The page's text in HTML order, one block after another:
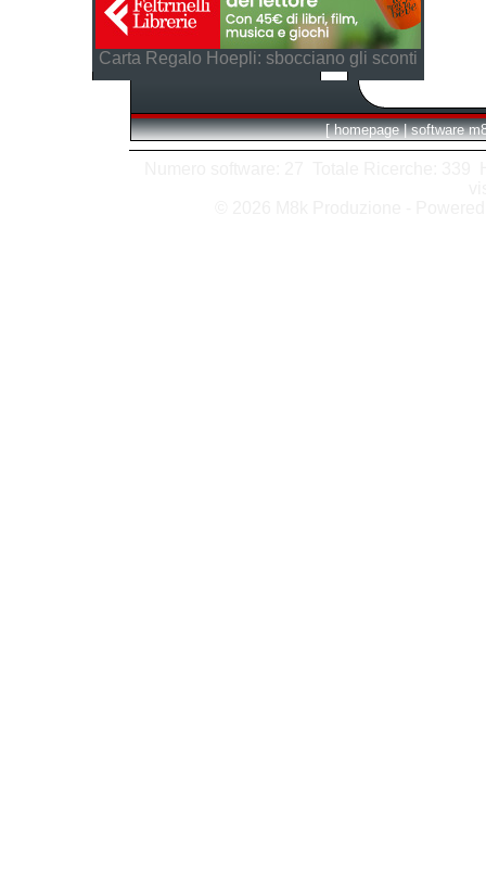
Carta Regalo Hoepli: sbocciano gli sconti
[ homepage | software